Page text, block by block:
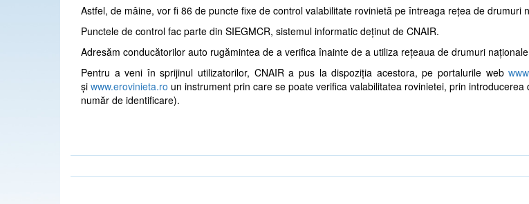
Astfel, de mâine, vor fi 86 de puncte fixe de control valabilitate rovinietă pe întreaga rețea de drumuri
Punctele de control fac parte din SIEGMCR, sistemul informatic deținut de CNAIR.
Adresăm conducătorilor auto rugămintea de a verifica înainte de a utiliza rețeaua de drumuri
Pentru a veni în sprijinul utilizatorilor, CNAIR a pus la dispoziția acestora, pe portalurile web
și www.erovinieta.ro un instrument prin care se poate verifica valabilitatea rovinietei, prin
număr de identificare).